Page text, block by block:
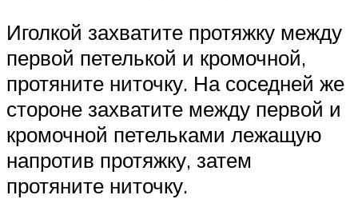
Иголкой захватите протяжку между
первой петелькой и кромочной,
протяните ниточку. На соседней же
стороне захватите между первой и
кромочной петельками лежащую
напротив протяжку, затем
протяните ниточку.